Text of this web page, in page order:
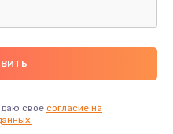
даю свое согласие на